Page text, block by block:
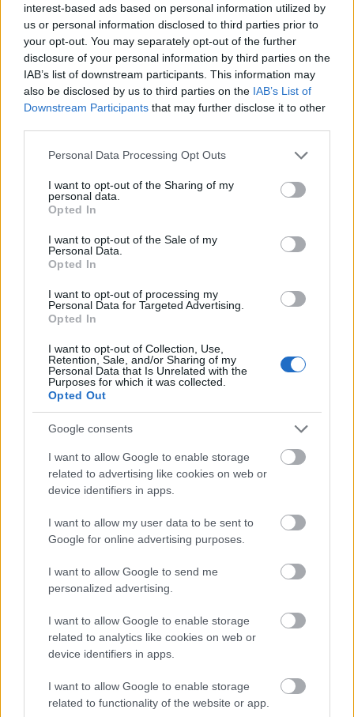
interest-based ads based on personal information utilized by
us or personal information disclosed to third parties prior to
your opt-out. You may separately opt-out of the further
disclosure of your personal information by third parties on the
IAB’s list of downstream participants. This information may
also be disclosed by us to third parties on the IAB’s List of
Downstream Participants that may further disclose it to other
Please note that this website/app uses one or more Google
not limited to your visit or usage behaviour. You may click to
grant or deny consent to Google and its third-party tags to
use your data for below specified purposes in below Google
consent section.
Personal Data Processing Opt Outs
I want to opt-out of the Sharing of my
personal data.
Opted In
I want to opt-out of the Sale of my
Personal Data.
Opted In
I want to opt-out of processing my
Personal Data for Targeted Advertising.
Opted In
I want to opt-out of Collection, Use,
Retention, Sale, and/or Sharing of my
Personal Data that Is Unrelated with the
Purposes for which it was collected.
Opted Out
Google consents
I want to allow Google to enable storage
related to advertising like cookies on web or
device identifiers in apps.
I want to allow my user data to be sent to
Google for online advertising purposes.
I want to allow Google to send me
personalized advertising.
I want to allow Google to enable storage
related to analytics like cookies on web or
device identifiers in apps.
I want to allow Google to enable storage
related to functionality of the website or app.
καλοκαιριού.
Δείτε ακόμη: Τα τατουάζ των celebrities